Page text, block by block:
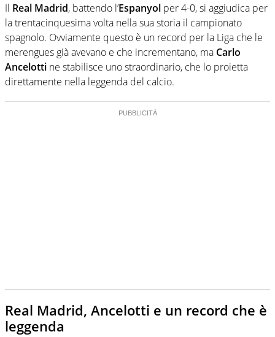
Il Real Madrid, battendo l’Espanyol per 4-0, si aggiudica per
la trentacinquesima volta nella sua storia il campionato
spagnolo. Ovviamente questo è un record per la Liga che le
merengues già avevano e che incrementano, ma Carlo
Ancelotti ne stabilisce uno straordinario, che lo proietta
direttamente nella leggenda del calcio.
Real Madrid, Ancelotti e un record che è
leggenda